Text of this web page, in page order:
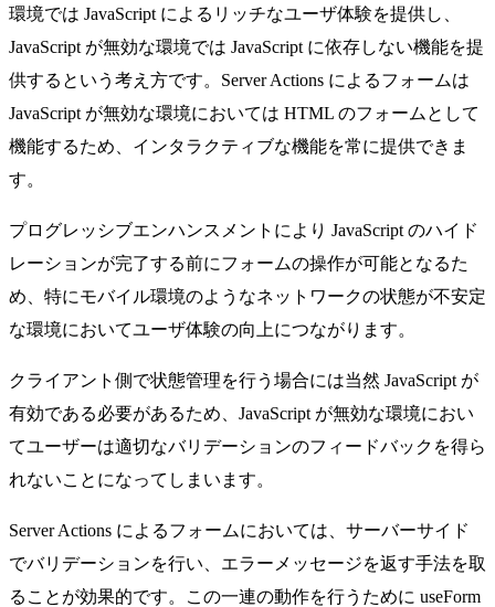
環境では JavaScript によるリッチなユーザ体験を提供し、
JavaScript が無効な環境では JavaScript に依存しない機能を提
供するという考え方です。Server Actions によるフォームは
JavaScript が無効な環境においては HTML のフォームとして
機能するため、インタラクティブな機能を常に提供できま
す。
プログレッシブエンハンスメントにより JavaScript のハイド
レーションが完了する前にフォームの操作が可能となるた
め、特にモバイル環境のようなネットワークの状態が不安定
な環境においてユーザ体験の向上につながります。
クライアント側で状態管理を行う場合には当然 JavaScript が
有効である必要があるため、JavaScript が無効な環境におい
てユーザーは適切なバリデーションのフィードバックを得ら
れないことになってしまいます。
Server Actions によるフォームにおいては、サーバーサイド
でバリデーションを行い、エラーメッセージを返す手法を取
ることが効果的です。この一連の動作を行うために useForm